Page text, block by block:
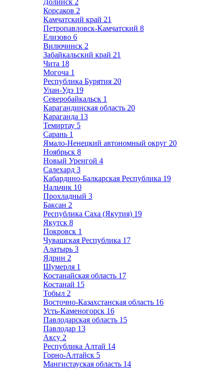
Долинск 2
Корсаков 2
Камчатский край 21
Петропавловск-Камчатский 8
Елизово 6
Вилючинск 2
Забайкальский край 21
Чита 18
Могоча 1
Республика Бурятия 20
Улан-Удэ 19
Северобайкальск 1
Карагандинская область 20
Караганда 13
Темиртау 5
Сарань 1
Ямало-Ненецкий автономный округ 20
Ноябрьск 8
Новый Уренгой 4
Салехард 3
Кабардино-Балкарская Республика 19
Нальчик 10
Прохладный 3
Баксан 2
Республика Саха (Якутия) 19
Якутск 8
Покровск 1
Чувашская Республика 17
Алатырь 3
Ядрин 2
Шумерля 1
Костанайская область 17
Костанай 15
Тобыл 2
Восточно-Казахстанская область 16
Усть-Каменогорск 16
Павлодарская область 15
Павлодар 13
Аксу 2
Республика Алтай 14
Горно-Алтайск 5
Мангистауская область 14